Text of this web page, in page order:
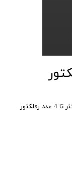
این قاب سطحی که به صورت دیواری نصب میشود، حداکثر تا 4 عدد رفلکتور